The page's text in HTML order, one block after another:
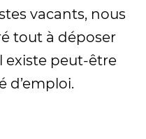
vacants, nous
tout à déposer
existe peut-être
d’emploi.